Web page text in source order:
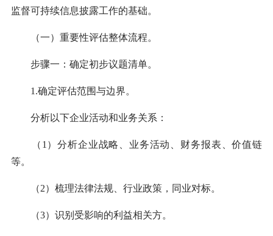
监督可持续信息披露工作的基础。
（一）重要性评估整体流程。
步骤一：确定初步议题清单。
1.确定评估范围与边界。
分析以下企业活动和业务关系：
（1）分析企业战略、业务活动、财务报表、价值链
等。
（2）梳理法律法规、行业政策，同业对标。
（3）识别受影响的利益相关方。